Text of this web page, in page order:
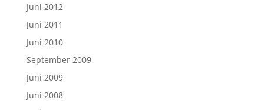
Juni 2012
Juni 2011
Juni 2010
September 2009
Juni 2009
Juni 2008